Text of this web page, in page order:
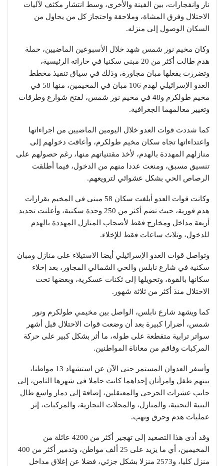
نار وانفجارات، بين الفينة والأخرى، وسط انتشار مكثف لآليات
الاحتلال وفرق المشاة، وملاحقة واحتجاز كل من يحاول من
السكان الوصول إلى منزله.
وكان مخيم نور شمس شهد خلال الأسبوعين الماضيين، حملة
هدم طالت أكثر من 20 مبنى سكنيا في حاراته الرئيسية،
وتضررت بفعلها مبان مجاورة، وذلك في سياق تنفيذ مخطط
العدو الإسرائيلي لهدم 106 مبان في المخيمين، منها 58 في
مخيم طولكرم و48 في مخيم نور شمس، لفتح شوارع وطرقات
وتغيير معالمهما الجغرافية.
كما شددت قوات العدو خلال اليومين الماضيين من اجراءاتها
واعتداءاتها تجاه سكان مخيم طولكرم، وأعاقت دخولهم إلى
منازلهم المهددة بالهدم، لأخذ مقتنياتهم منها، رغم حصولهم على
تنسيق مسبق، ومنعت عددا منهم من الدخول، فيما أطلقت
الرصاص الحي بشكل عشوائي لترويعهم.
وكانت قوات العدو أبلغت سكان 58 مبنى في المخيم بقرارات
هدم فورية، حيث تضم أكثر من 250 وحدة سكنية، وأعلنت تحديد
أربعة مداخل ومخارج فقط لأصحاب المنازل المهددة بالهدم
للدخول، وثلاث ساعات فقط للإخلاء.
وتواصل قوات العدو الإسرائيلي أيضا الاستيلاء على منازل ومبان
سكنية في شارع نابلس والحي الشمالي المجاور، بعد إخلاء
سكانها بالقوة، وتحويلها إلى ثكنات عسكرية، وبعضها تحت
الاحتلال منذ أكثر من ثلاثة شهور.
كما ويشهد شارع نابلس، الواصل بين مخيمي طولكرم ونور
شمس، أضرارا كبيرة بعد أن وضعت قوات الاحتلال قبل أشهر
سواتر ترابية متقطعة على طوله، ما أثر بشكل كبير على حركة
المركبات وفاقم من معاناة المواطنين.
وأسفر العدوان المستمر حتى الآن عن استشهاد 13 مواطنا،
بينهم طفل وامرأتان إحداهما كانت حاملا في شهرها الثامن، إلى
جانب عشرات الجرحى والمعتقلين، إضافة إلى دمار واسع طال
البنية التحتية، والمنازل، والمحلات التجارية، والمركبات، إثر
عمليات هدم وحرق ونهب.
وقد أدى هذا التصعيد إلى تهجير أكثر من 4200 عائلة من
المخيمين، أي ما يزيد على 25 ألف مواطن، وتدمير أكثر من 400
منزل كليا، و2573 منزلا بشكل جزئي، فضلا عن إغلاق مداخل